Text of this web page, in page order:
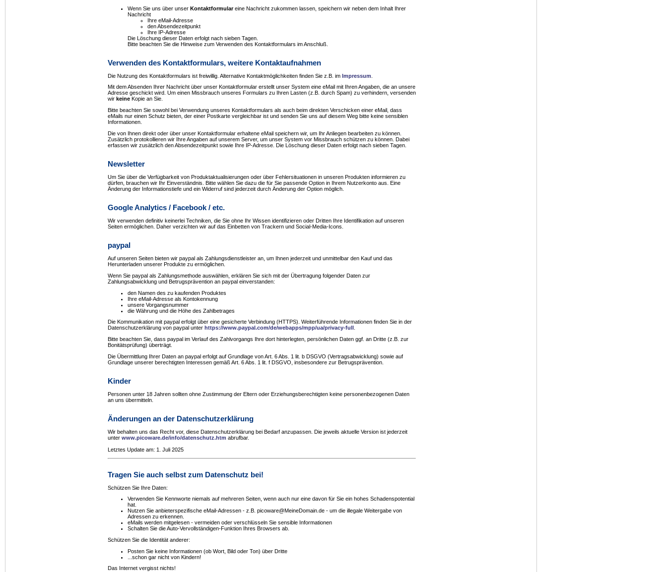
Wenn Sie uns über unser Kontaktformulareine Nachricht zukommen lassen, speichern wir neben dem Inhalt Ihrer
Nachricht
Ihre eMail-Adresse
den Absendezeitpunkt
Ihre IP-Adresse
Die Löschung dieser Daten erfolgt nach sieben Tagen.
Bitte beachten Sie die Hinweise zum Verwenden des Kontaktformulars im Anschluß.
Verwenden des Kontaktformulars, weitere Kontaktaufnahmen
Die Nutzung des Kontaktformulars ist freiwillig. Alternative Kontaktmöglichkeiten finden Sie z.B. im Impressum
Mit dem Absenden Ihrer Nachricht über unser Kontaktformular erstellt unser System eine eMail mit Ihren Angaben, die an unsere
Adresse geschickt wird. Um einen Missbrauch unseres Formulars zu Ihren Lasten (z.B. durch Spam) zu verhindern, versenden
wir keine Kopie an Sie.
Bitte beachten Sie sowohl bei Verwendung unseres Kontaktformulars als auch beim direkten Verschicken einer eMail, dass
eMails nur einen Schutz bieten, der einer Postkarte vergleichbar ist und senden Sie uns auf diesem Weg bitte keine sensiblen
Informationen.
Die von Ihnen direkt oder über unser Kontaktformular erhaltene eMail speichern wir, um Ihr Anliegen bearbeiten zu können.
Zusätzlich protokollieren wir Ihre Angaben auf unserem Server, um unser System vor Missbrauch schützen zu können. Dabei
erfassen wir zusätzlich den Absendezeitpunkt sowie Ihre IP-Adresse. Die Löschung dieser Daten erfolgt nach sieben Tagen.
Newsletter
Um Sie über die Verfügbarkeit von Produktaktualisierungen oder über Fehlersituationen in unseren Produkten informieren zu
dürfen, brauchen wir Ihr Einverständnis. Bitte wählen Sie dazu die für Sie passende Option in Ihrem Nutzerkonto aus. Eine
Änderung der Informationstiefe und ein Widerruf sind jederzeit durch Änderung der Option möglich.
Google Analytics / Facebook / etc.
Wir verwenden definitiv keinerlei Techniken, die Sie ohne Ihr Wissen identifizieren oder Dritten Ihre Identifikation auf unseren
Seiten ermöglichen. Daher verzichten wir auf das Einbetten von Trackern und Social-Media-Icons.
paypal
Auf unseren Seiten bieten wir paypal als Zahlungsdienstleister an, um Ihnen jederzeit und unmittelbar den Kauf und das
Herunterladen unserer Produkte zu ermöglichen.
Wenn Sie paypal als Zahlungsmethode auswählen, erklären Sie sich mit der Übertragung folgender Daten zur
Zahlungsabwicklung und Betrugsprävention an paypal einverstanden:
den Namen des zu kaufenden Produktes
Ihre eMail-Adresse als Kontokennung
unsere Vorgangsnummer
die Währung und die Höhe des Zahlbetrages
Die Kommunikation mit paypal erfolgt über eine gesicherte Verbindung (HTTPS). Weiterführende Informationen finden Sie in der
Datenschutzerklärung von paypal unter https://www.paypal.com/de/webapps/mpp/ua/privacy-full
Bitte beachten Sie, dass paypal im Verlauf des Zahlvorgangs Ihre dort hinterlegten, persönlichen Daten ggf. an Dritte (z.B. zur
Bonitätsprüfung) überträgt.
Die Übermittlung Ihrer Daten an paypal erfolgt auf Grundlage von Art. 6 Abs. 1 lit. b DSGVO (Vertragsabwicklung) sowie auf
Grundlage unserer berechtigten Interessen gemäß Art. 6 Abs. 1 lit. f DSGVO, insbesondere zur Betrugsprävention.
Kinder
Personen unter 18 Jahren sollten ohne Zustimmung der Eltern oder Erziehungsberechtigten keine personenbezogenen Daten
an uns übermitteln.
Änderungen an der Datenschutzerklärung
Wir behalten uns das Recht vor, diese Datenschutzerklärung bei Bedarf anzupassen. Die jeweils aktuelle Version ist jederzeit
unter www.picoware.de/info/datenschutz.htm abrufbar.
Letztes Update am: 1. Juli 2025
Tragen Sie auch selbst zum Datenschutz bei!
Schützen Sie Ihre Daten:
Verwenden Sie Kennworte niemals auf mehreren Seiten, wenn auch nur eine davon für Sie ein hohes Schadenspotential
hat.
Nutzen Sie anbieterspezifische eMail-Adressen - z.B. picoware@MeineDomain.de - um die illegale Weitergabe von
Adressen zu erkennen.
eMails werden mitgelesen - vermeiden oder verschlüsseln Sie sensible Informationen
Schalten Sie die Auto-Vervollständigen-Funktion Ihres Browsers ab.
Schützen Sie die Identität anderer:
Posten Sie keine Informationen (ob Wort, Bild oder Ton) über Dritte
...schon gar nicht von Kindern!
Das Internet vergisst nichts!